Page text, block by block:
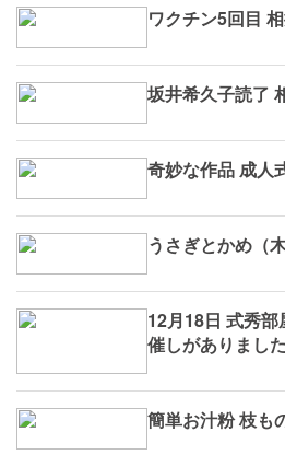
ワクチン5回目
坂井希久子読了
奇妙な作品 成人
うさぎとかめ（
12月18日 式秀
催しがありまし
しかった。式秀
美味しかったで
簡単お汁粉 枝も